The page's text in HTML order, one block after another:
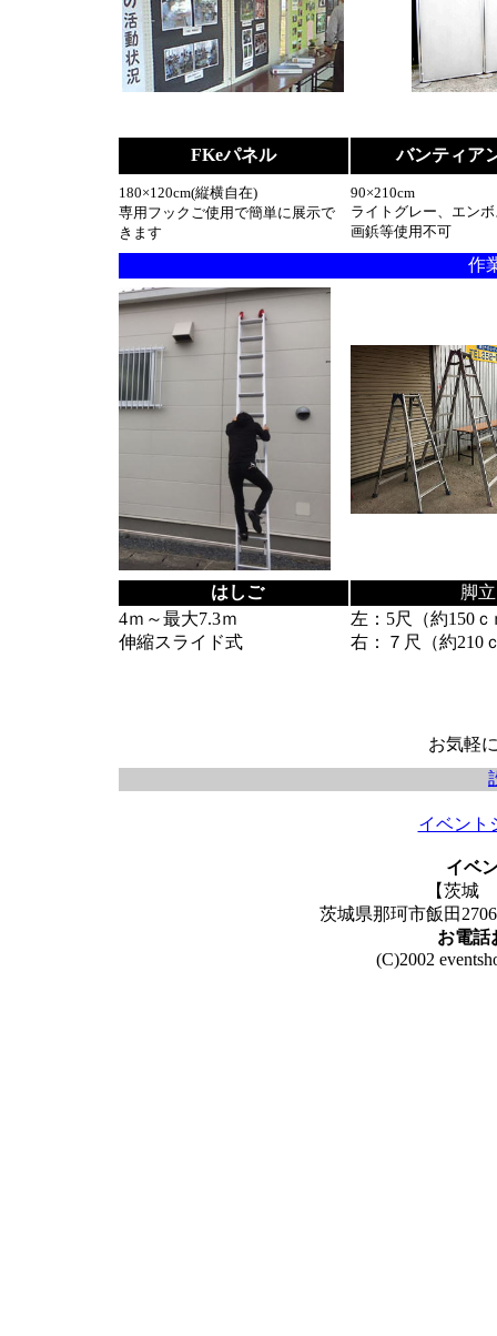
FKeパネル バンティア
180×120cm(縦横自在)
専用フックご使用で簡単に展示で
きます
90×210cm
ライトグレー、エンボ
画鋲等使用不可
作
はしご
脚立
4ｍ～最大7.3ｍ
伸縮スライド式
左：5尺（約150ｃ
右：７尺（約210
お気軽
イベント
イベ
【茨城
茨城県那珂市飯田
お電話
(C)2002